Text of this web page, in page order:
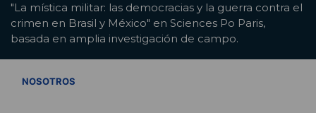
"La mística militar: las democracias y la guerra contra el
crimen en Brasil y México" en Sciences Po Paris,
basada en amplia investigación de campo.
NOSOTROS